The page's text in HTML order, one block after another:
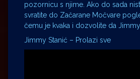
pozornicu s njime. Ako do sada
svratite do Začarane Močvare
čemu je kvaka i dozvolite da
Jimmy Stanić – Prolazi sve